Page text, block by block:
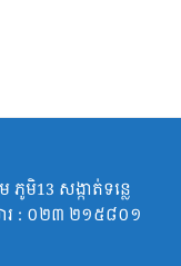
មិ13 សង្កាត់ទន្លេ
ារ : ០២៣ ២១៥៨០១